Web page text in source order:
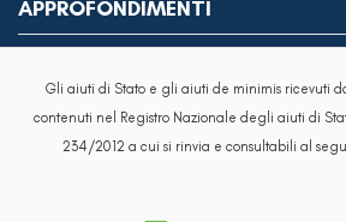
APPROFONDIMENTI
Gli aiuti di Stato e gli aiuti de minimis ricevuti
contenuti nel Registro Nazionale degli aiuti di
234/2012 a cui si rinvia e consultabili al